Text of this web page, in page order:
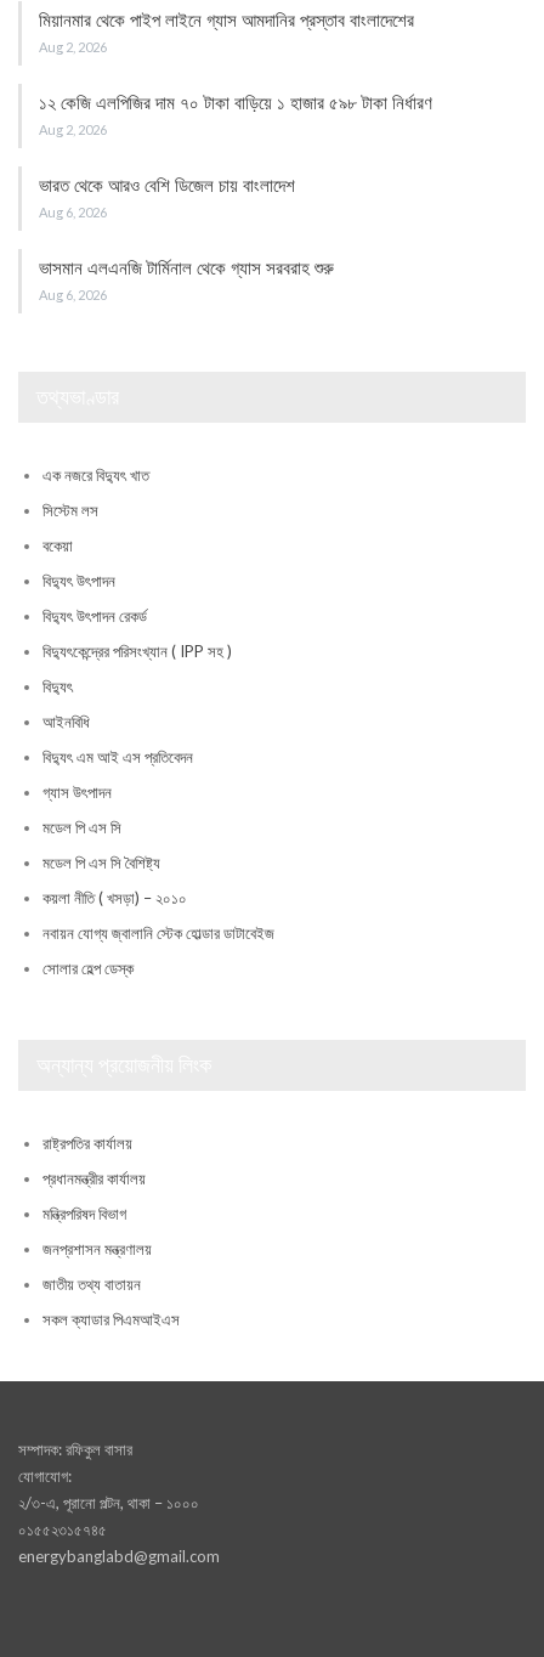
মিয়ানমার থেকে পাইপ লাইনে গ্যাস আমদানির প্রস্তাব বাংলাদেশের
Aug 2, 2026
১২ কেজি এলপিজির দাম ৭০ টাকা বাড়িয়ে ১ হাজার ৫৯৮ টাকা নির্ধারণ
Aug 2, 2026
ভারত থেকে আরও বেশি ডিজেল চায় বাংলাদেশ
Aug 6, 2026
ভাসমান এলএনজি টার্মিনাল থেকে গ্যাস সরবরাহ শুরু
Aug 6, 2026
এক নজরে বিদ্যুৎ খাত
সিস্টেম লস
বকেয়া
বিদ্যুৎ উৎপাদন
বিদ্যুৎ উৎপাদন রেকর্ড
বিদ্যুৎকেন্দ্রের পরিসংখ্যান ( IPP সহ )
বিদ্যুৎ
আইনবিধি
বিদ্যুৎ এম আই এস প্রতিবেদন
গ্যাস উৎপাদন
মডেল পি এস সি
মডেল পি এস সি বৈশিষ্ট্য
কয়লা নীতি ( খসড়া) – ২০১০
নবায়ন যোগ্য জ্বালানি স্টেক হোল্ডার ডাটাবেইজ
সোলার হেল্প ডেস্ক
রাষ্ট্রপতির কার্যালয়
প্রধানমন্ত্রীর কার্যালয়
মন্ত্রিপরিষদ বিভাগ
জনপ্রশাসন মন্ত্রণালয়
জাতীয় তথ্য বাতায়ন
সকল ক্যাডার পিএমআইএস
সম্পাদক: রফিকুল বাসার
যোগাযোগ:
২/৩-এ, পূরানো পল্টন, থাকা – ১০০০
০১৫৫২৩১৫৭৪৫
energybanglabd@gmail.com